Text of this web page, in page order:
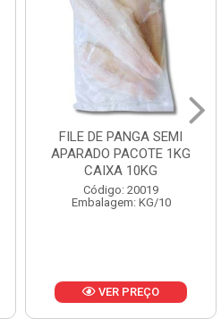
FILE DE PANGA SEMI
APARADO PACOTE 1KG
CAIXA 10KG
Código: 20019
Embalagem: KG/10
VER PREÇO